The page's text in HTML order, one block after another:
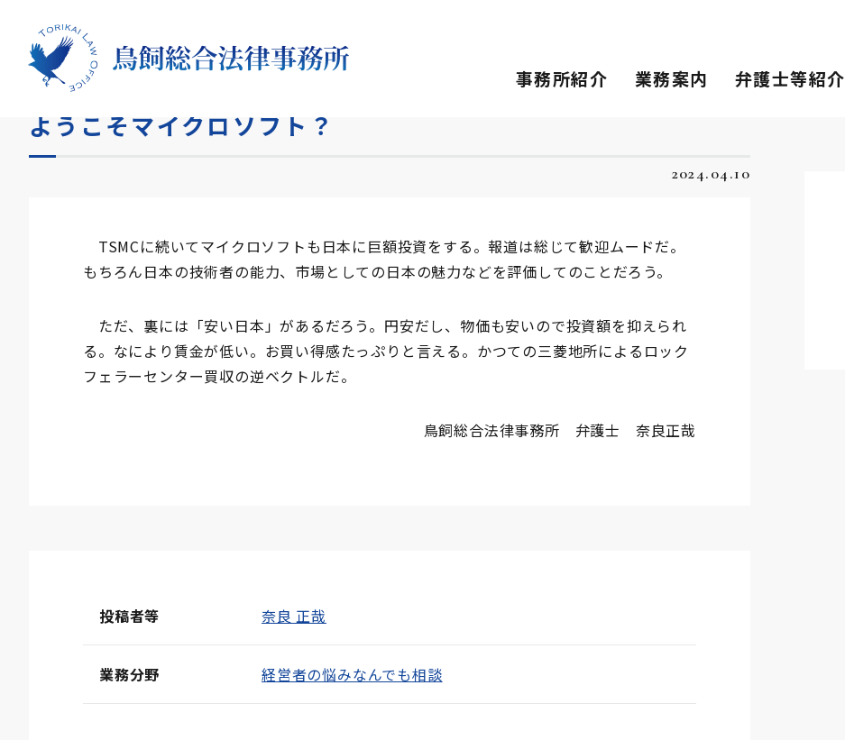
事務所紹介 業務案内 弁護士等紹介
HOME
ようこそマイクロソフト？
2024.04.10
TSMCに続いてマイクロソフトも日本に巨額投資をする。報道は総じて歓迎ムードだ。
もちろん日本の技術者の能力、市場としての日本の魅力などを評価してのことだろう。
ただ、裏には「安い日本」があるだろう。円安だし、物価も安いので投資額を抑えられ
る。なにより賃金が低い。お買い得感たっぷりと言える。かつての三菱地所によるロック
フェラーセンター買収の逆ベクトルだ。
鳥飼総合法律事務所 弁護士 奈良正哉
投稿者等 奈良 正哉
業務分野 経営者の悩みなんでも相談